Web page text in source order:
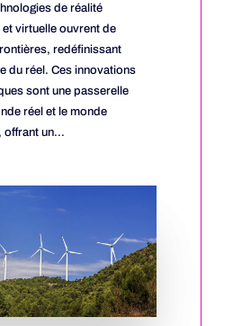
de réalité
et virtuelle ouvrent de
redéfinissant
du réel. Ces innovations
sont une passerelle
réel et le monde
offrant un...